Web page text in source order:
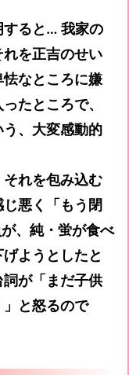
すると… 我家の
を正吉のせい
なところに嫌
たところで、
、大変感動的
れを包み込む
悪く「もう閉
、純・蛍が食べ
ようとしたと
が「まだ子供
と怒るので